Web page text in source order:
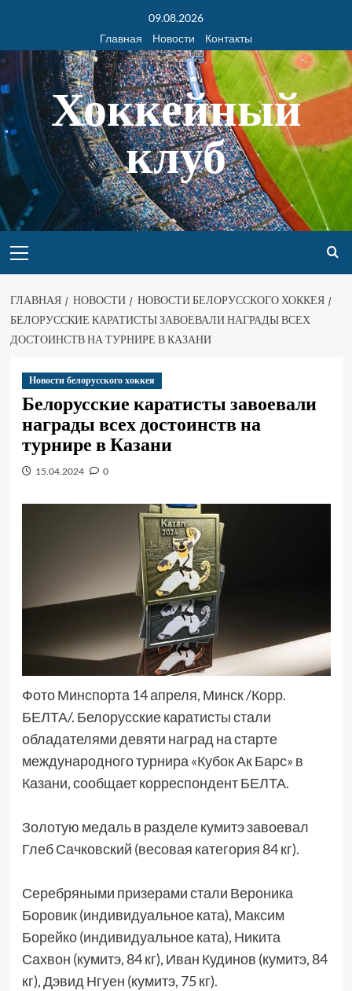
09.08.2026
Главная
Новости Контакты
Хоккейный
клуб
ГЛАВНАЯ НОВОСТИ
НОВОСТИ БЕЛОРУССКОГО ХОККЕЯ
БЕЛОРУССКИЕ КАРАТИСТЫ ЗАВОЕВАЛИ НАГРАДЫ ВСЕХ
ДОСТОИНСТВ НА ТУРНИРЕ В КАЗАНИ
Новости белорусского хоккея
Белорусские каратисты завоевали
награды всех достоинств на
турнире в Казани
15.04.2024 0
Фото Минспорта 14 апреля, Минск /Корр.
БЕЛТА/. Белорусские каратисты стали
обладателями девяти наград на старте
международного турнира «Кубок Ак Барс» в
Казани, сообщает корреспондент БЕЛТА.
Золотую медаль в разделе кумитэ завоевал
Глеб Сачковский (весовая категория 84 кг).
Серебряными призерами стали Вероника
Боровик (индивидуальное ката), Максим
Борейко (индивидуальное ката), Никита
Сахвон (кумитэ, 84 кг), Иван Кудинов (кумитэ, 84
кг), Дэвид Нгуен (кумитэ, 75 кг).